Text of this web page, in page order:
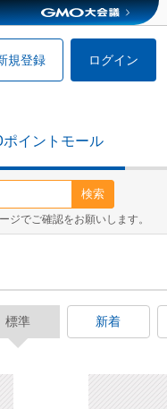
規登録 ログイン
ポイントモール
検索
でご確認をお願いします。
標準 新着